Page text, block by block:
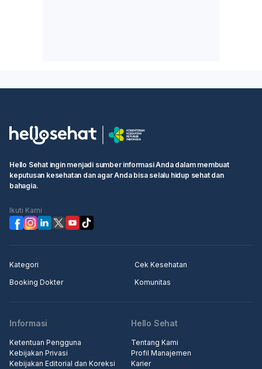
Hello Sehat ingin menjadi sumber informasi Anda dalam membuat
keputusan kesehatan dan agar Anda bisa selalu hidup sehat dan
bahagia.
Ikuti Kami
Kategori
Cek Kesehatan
Booking Dokter
Komunitas
Informasi
Ketentuan Pengguna
Kebijakan Privasi
Kebijakan Editorial dan Koreksi
Hello Sehat
Tentang Kami
Profil Manajemen
Karier